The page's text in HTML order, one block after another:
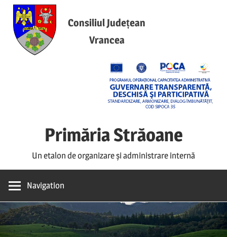
Skip
content
Consiliul Județean
Vrancea
Primăria Străoane
Un etalon de organizare și administrare internă
Navigation